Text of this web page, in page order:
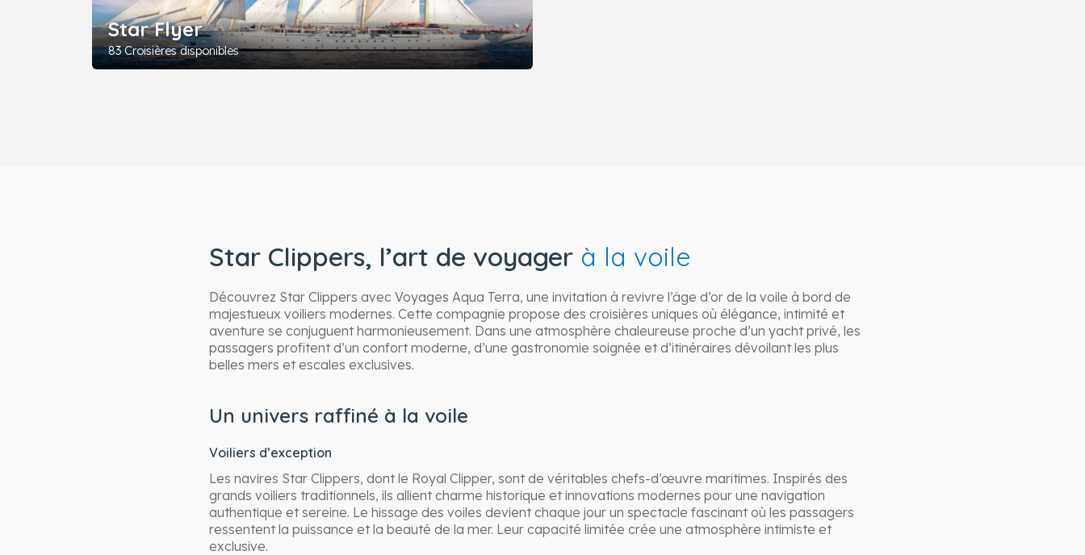
Star Flyer
83 Croisières disponibles
Star Clippers, l’art de voyager à la voile
Découvrez Star Clippers avec Voyages Aqua Terra, une invitation à revivre l’âge d’or de la voile à bord de
majestueux voiliers modernes. Cette compagnie propose des croisières uniques où élégance, intimité et
aventure se conjuguent harmonieusement. Dans une atmosphère chaleureuse proche d’un yacht privé, les
passagers profitent d’un confort moderne, d’une gastronomie soignée et d’itinéraires dévoilant les plus
belles mers et escales exclusives.
Un univers raffiné à la voile
Voiliers d’exception
Les navires Star Clippers, dont le Royal Clipper, sont de véritables chefs-d’œuvre maritimes. Inspirés des
grands voiliers traditionnels, ils allient charme historique et innovations modernes pour une navigation
authentique et sereine. Le hissage des voiles devient chaque jour un spectacle fascinant où les passagers
ressentent la puissance et la beauté de la mer. Leur capacité limitée crée une atmosphère intimiste et
exclusive.